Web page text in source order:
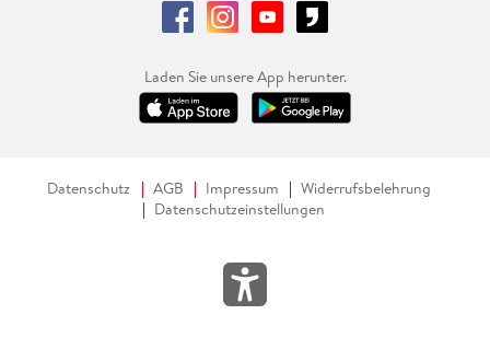
Laden Sie unsere App herunter.
Datenschutz AGB Impressum
Widerrufsbelehrung
Datenschutzeinstellungen